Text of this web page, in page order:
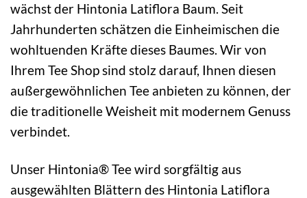
wächst der Hintonia Latiflora Baum. Seit
Jahrhunderten schätzen die Einheimischen die
wohltuenden Kräfte dieses Baumes. Wir von
Ihrem Tee Shop sind stolz darauf, Ihnen diesen
außergewöhnlichen Tee anbieten zu können, der
die traditionelle Weisheit mit modernem Genuss
verbindet.
Unser Hintonia® Tee wird sorgfältig aus
ausgewählten Blättern des Hintonia Latiflora